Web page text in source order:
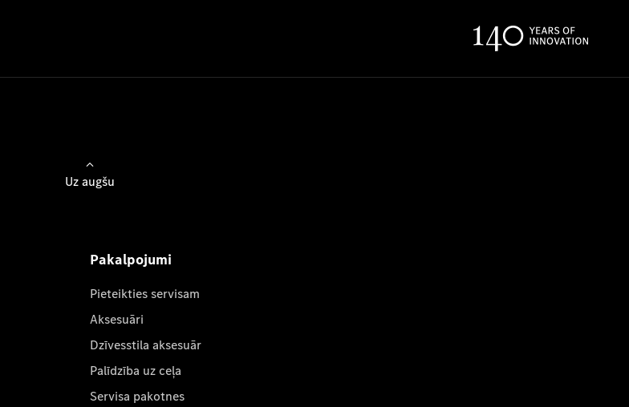
Uz augšu
Pakalpojumi
Pieteikties servisam
Aksesuāri
Dzīvesstila aksesuār
Palīdzība uz ceļa
Servisa pakotnes